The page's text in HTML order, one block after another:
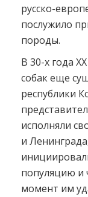
русско-
послужило
породы.
В 30-х года
собак еще
республики
исполняли
и
популяцию и
момент им